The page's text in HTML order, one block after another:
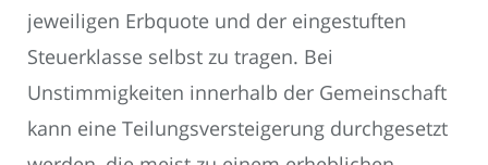
jeweiligen Erbquote und der eingestuften
Steuerklasse selbst zu tragen. Bei
Unstimmigkeiten innerhalb der Gemeinschaft
kann eine Teilungsversteigerung durchgesetzt